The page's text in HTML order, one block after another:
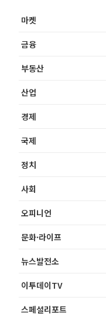
마켓
금융
부동산
산업
경제
국제
정치
사회
오피니언
문화·라이프
뉴스발전소
이투데이TV
스페셜리포트